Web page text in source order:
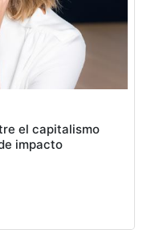
el capitalismo
impacto